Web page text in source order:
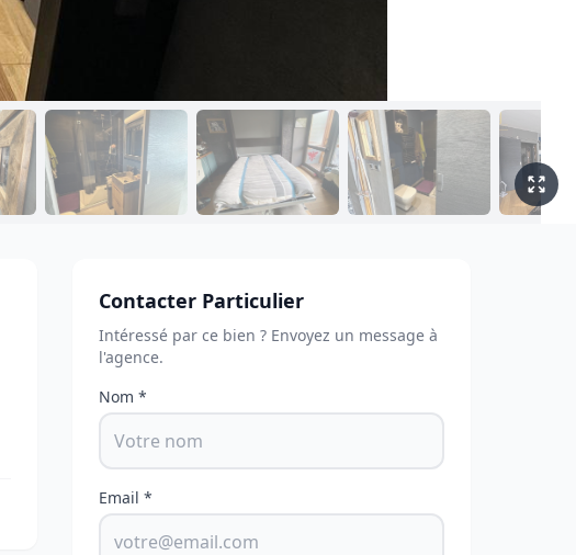
Contacter Particulier
Intéressé par ce bien ? Envoyez un message à
l'agence.
Nom *
Email *